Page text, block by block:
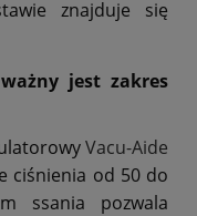
znajduje się
jest zakres
Vacu-Aide
ciśnienia od 50 do
ssania pozwala